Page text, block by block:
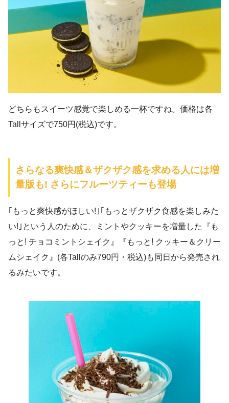
どちらもスイーツ感覚で楽しめる一杯ですね。価格は各
Tallサイズで750円(税込)です。
さらなる爽快感＆ザクザク感を求める人には増
量版も! さらにフルーツティーも登場
｢もっと爽快感がほしい!｣｢もっとザクザク食感を楽しみた
い!｣という人のために、ミントやクッキーを増量した『も
っと! チョコミントシェイク』『もっと! クッキー＆クリー
ムシェイク』(各Tallのみ790円・税込)も同日から発売され
るみたいです。